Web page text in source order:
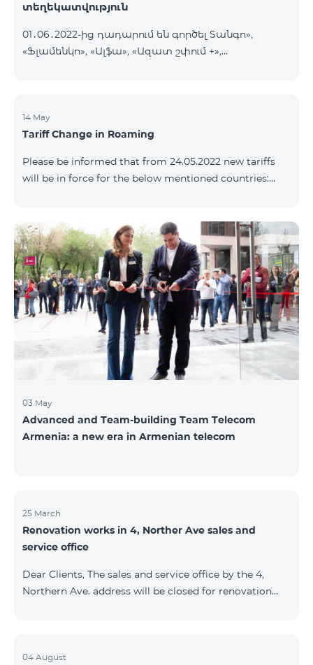
ծառայության նոր միացումները և գործողությունը։
տեղեկատվություն
01․06․2022-ից դադարում են գործել Տանգո»,
«Ֆլամենկո», «Ալֆա», «Ազատ շփում +»,
տեղափոխվում են նոր Սակագնային
փաթեթների՝ համաձայն ստորին աղյուսակի․
փաթեթ Տանգո Հետվճարային «Սմարթ 15000»
Ֆլամենկո
14 May
Tariff Change in Roaming
Please be informed that from 24.05.2022 new tariffs
will be in force for the below mentioned countries:
International – 2500 AMD/minute Outgoing calls local
– 800 AMD/minute SMS – 500 AMD Internet – 8000
AMD/MB Country list: Angola, Bermuda, Burkina
Fasso, Cape Verde, Cuba, Chili, Dominican Republic,
Equatorial Guinea, Ethiopia, Gambia, Guinea,
Madagascar, Malawi, Maldives, Monaco, Mongolia,
Namibi
03 May
Advanced and Team-building Team Telecom
Armenia: a new era in Armenian telecom
25 March
Renovation works in 4, Norther Ave sales and
service office
Dear Clients, The sales and service office by the 4,
Northern Ave. address will be closed for renovation
offices: Amiryan 3 (Mon-Sun 09:00-24:00) 900 m., 12
04 August